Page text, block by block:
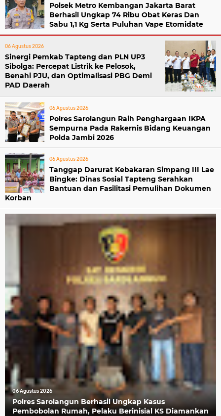
Polsek Metro Kembangan Jakarta Barat
Berhasil Ungkap 74 Ribu Obat Keras Dan
Sabu 1,1 Kg Serta Puluhan Vape Etomidate
06 Agustus 2026
Sinergi Pemkab Tapteng dan PLN UP3
Sibolga: Percepat Listrik ke Pelosok,
Benahi PJU, dan Optimalisasi PBG Demi
PAD Daerah
06 Agustus 2026
Polres Sarolangun Raih Penghargaan IKPA
Sempurna Pada Rakernis Bidang Keuangan
Polda Jambi 2026
06 Agustus 2026
Tanggap Darurat Kebakaran Simpang III Lae
Bingke: Dinas Sosial Tapteng Serahkan
Bantuan dan Fasilitasi Pemulihan Dokumen
Korban
06 Agustus 2026
Polres Sarolangun Berhasil Ungkap Kasus
Pembobolan Rumah, Pelaku Berinisial KS Diamankan